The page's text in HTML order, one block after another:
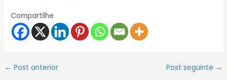
Compartilhe
← Post anterior Post seguinte →